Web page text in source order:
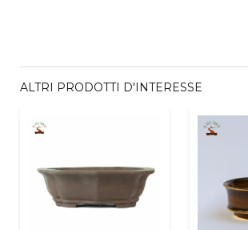
ALTRI PRODOTTI D'INTERESSE